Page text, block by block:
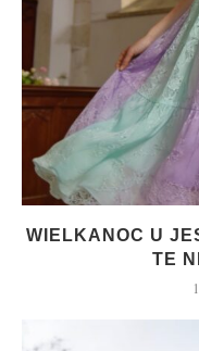
WIELKANOC U
TE